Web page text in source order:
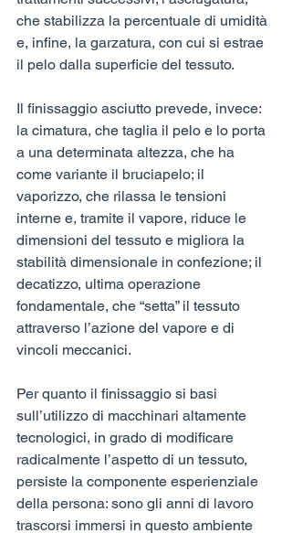
che stabilizza la percentuale di umidità
e, infine, la garzatura, con cui si estrae
il pelo dalla superficie del tessuto.
Il finissaggio asciutto prevede, invece:
la cimatura, che taglia il pelo e lo porta
a una determinata altezza, che ha
come variante il bruciapelo; il
vaporizzo, che rilassa le tensioni
interne e, tramite il vapore, riduce le
dimensioni del tessuto e migliora la
stabilità dimensionale in confezione; il
decatizzo, ultima operazione
fondamentale, che “setta” il tessuto
attraverso l’azione del vapore e di
vincoli meccanici.
Per quanto il finissaggio si basi
sull’utilizzo di macchinari altamente
tecnologici, in grado di modificare
radicalmente l’aspetto di un tessuto,
persiste la componente esperienziale
della persona: sono gli anni di lavoro
trascorsi immersi in questo ambiente